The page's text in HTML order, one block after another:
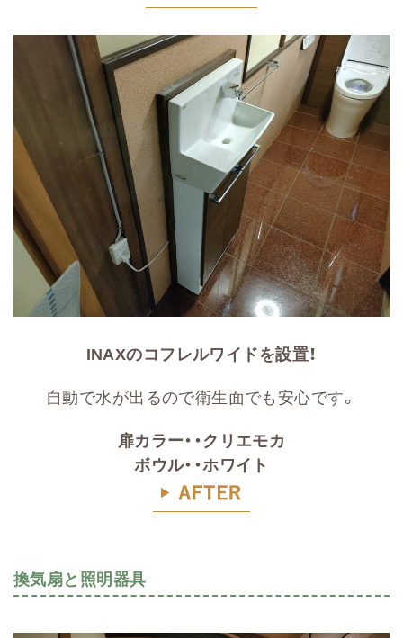
INAXのコフレルワイドを設置！
自動で水が出るので衛生面でも安心です。
扉カラー・・クリエモカ
ボウル・・ホワイト
換気扇と照明器具